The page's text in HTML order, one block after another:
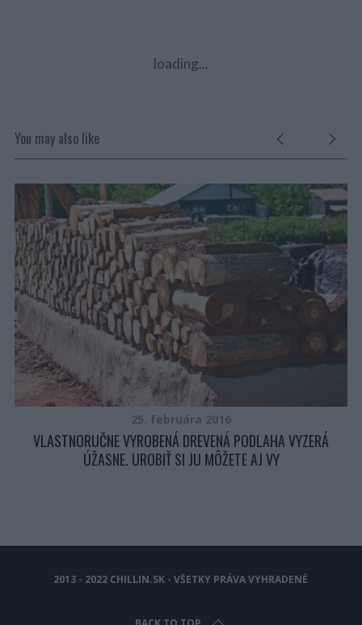
loading...
You may also like
25. februára 2016
VLASTNORUČNE VYROBENÁ DREVENÁ PODLAHA VYZERÁ
ÚŽASNE. UROBIŤ SI JU MÔŽETE AJ VY
2013 - 2022 CHILLIN.SK - VŠETKY PRÁVA VYHRADENÉ